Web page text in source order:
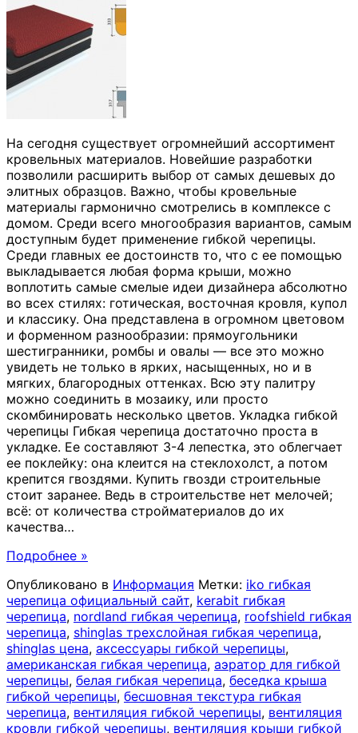
На сегодня существует огромнейший ассортимент
кровельных материалов. Новейшие разработки
позволили расширить выбор от самых дешевых до
элитных образцов. Важно, чтобы кровельные
материалы гармонично смотрелись в комплексе с
домом. Среди всего многообразия вариантов, самым
доступным будет применение гибкой черепицы.
Среди главных ее достоинств то, что с ее помощью
выкладывается любая форма крыши, можно
воплотить самые смелые идеи дизайнера абсолютно
во всех стилях: готическая, восточная кровля, купол
и классику. Она представлена в огромном цветовом
и форменном разнообразии: прямоугольники
шестигранники, ромбы и овалы — все это можно
увидеть не только в ярких, насыщенных, но и в
мягких, благородных оттенках. Всю эту палитру
можно соединить в мозаику, или просто
скомбинировать несколько цветов. Укладка гибкой
черепицы Гибкая черепица достаточно проста в
укладке. Ее составляют 3-4 лепестка, это облегчает
ее поклейку: она клеится на стеклохолст, а потом
крепится гвоздями. Купить гвозди строительные
стоит заранее. Ведь в строительстве нет мелочей;
всё: от количества стройматериалов до их
качества…
Подробнее »
Опубликовано в Информация Метки: iko гибкая
черепица официальный сайт, kerabit гибкая
черепица, nordland гибкая черепица, roofshield гибкая
черепица, shinglas трехслойная гибкая черепица,
shinglas цена, аксессуары гибкой черепицы,
американская гибкая черепица, аэратор для гибкой
черепицы, белая гибкая черепица, беседка крыша
гибкой черепицы, бесшовная текстура гибкая
черепица, вентиляция гибкой черепицы, вентиляция
кровли гибкой черепицы, вентиляция крыши гибкой